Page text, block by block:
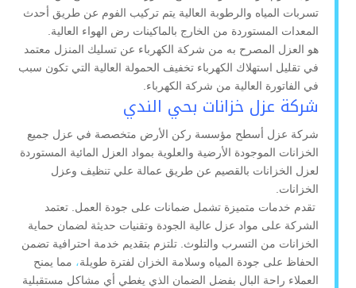
تسربات المياه والرطوبة العالية يتم تركيب الفوم عن طريق أحدث
المعدات المستوردة من الخارج بالماكينات رض الهواء العالية.
هو العزل المصرح به من شركة الكهرباء عن تسليك المنزل معتمد
في تقليل استهلاك الكهرباء تخفيف الحمولة العالية التي تكون سبب
في الفاتورة العالية من شركة الكهرباء.
شركة عزل خزانات بحي الندي
شركة عزل أسطح مؤسسة ركن الأرض متخصصة في عزل جميع
الخزانات الموجودة الأرضية والعلوية بمواد العزل المائية المستوردة
لعزل الخزانات بالقصيم عن طريق عمالة علي تنظيف وعزل
الخزانات.
تقدم خدمات متميزة تشمل ضمانات على جودة العمل. تعتمد
الشركة على مواد عزل عالية الجودة وتقنيات حديثة لضمان حماية
الخزانات من التسرب والتلوث. تلتزم بتقديم خدمة احترافية تضمن
الحفاظ على جودة المياه وسلامة الخزان لفترة طويلة، مما يمنح
العملاء راحة البال بفضل الضمان الذي يغطي أي مشاكل مستقبلية